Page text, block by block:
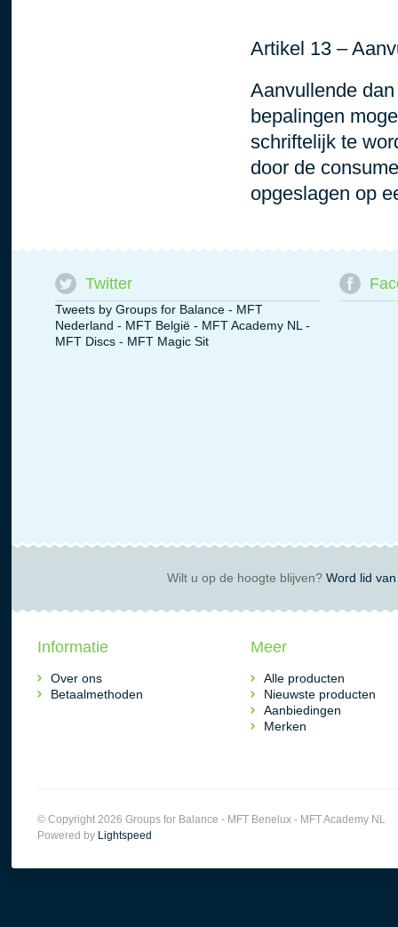
Artikel 13 –
Aanvullende
bepalingen
schriftelijk te
door de
opgeslagen op
Twitter
Tweets by Groups for Balance - MFT
Nederland - MFT België - MFT Academy NL -
MFT Discs - MFT Magic Sit
Wilt u op de hoogte blijven?Word lid van
Informatie
Over ons
Betaalmethoden
Meer
Alle producten
Nieuwste producten
Aanbiedingen
Merken
© Copyright 2026 Groups for Balance - MFT Benelux - MFT Academy NL
Powered by Lightspeed